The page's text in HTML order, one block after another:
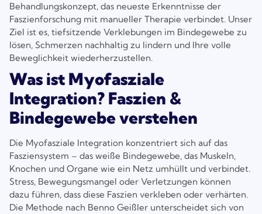
Behandlungskonzept, das neueste Erkenntnisse der
Faszienforschung mit manueller Therapie verbindet. Unser
Ziel ist es, tiefsitzende Verklebungen im Bindegewebe zu
lösen, Schmerzen nachhaltig zu lindern und Ihre volle
Beweglichkeit wiederherzustellen.
Was ist Myofasziale
Integration? Faszien &
Bindegewebe verstehen
Die Myofasziale Integration konzentriert sich auf das
Fasziensystem – das weiße Bindegewebe, das Muskeln,
Knochen und Organe wie ein Netz umhüllt und verbindet.
Stress, Bewegungsmangel oder Verletzungen können
dazu führen, dass diese Faszien verkleben oder verhärten.
Die Methode nach Benno Geißler unterscheidet sich von